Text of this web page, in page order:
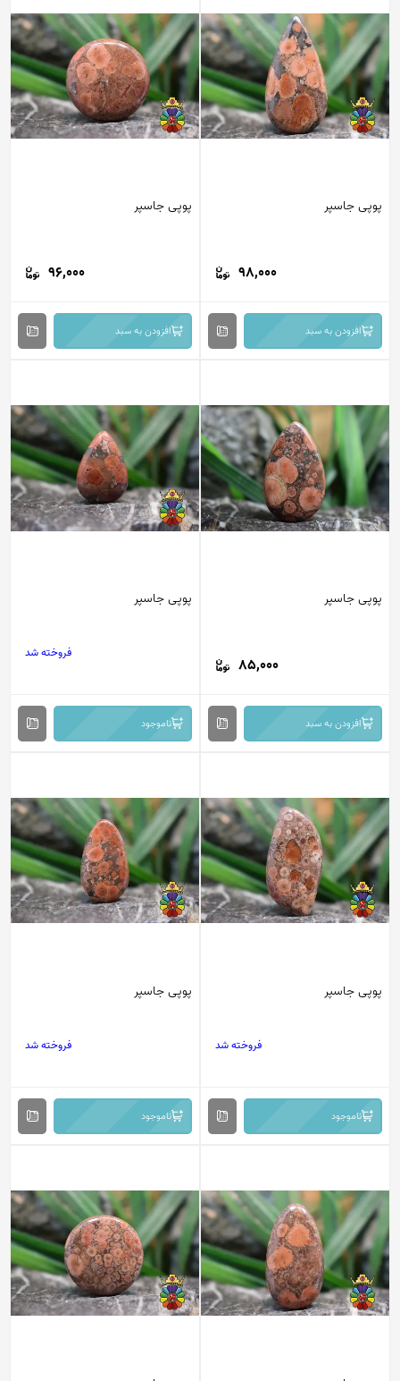
پوپی جاسپر
98,000
افزودن به سبد
پوپی جاسپر
96,000
افزودن به سبد
پوپی جاسپر
85,000
افزودن به سبد
پوپی جاسپر
فروخته شد
ناموجود
پوپی جاسپر
فروخته شد
ناموجود
پوپی جاسپر
فروخته شد
ناموجود